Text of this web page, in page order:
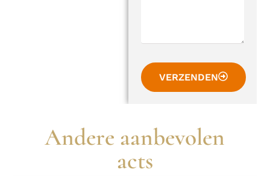
VERZENDEN
Andere aanbevolen
acts